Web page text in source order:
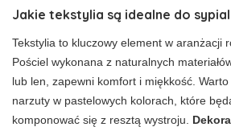
Jakie tekstylia są idealne do
Tekstylia to kluczowy element w aranżacji
Pościel wykonana z naturalnych
lub len, zapewni komfort i miękkość.
narzuty w pastelowych kolorach, które
komponować się z resztą wystroju.